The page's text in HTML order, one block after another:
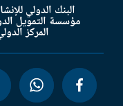
البنك الدولي
مؤسسة التمويل
المركز